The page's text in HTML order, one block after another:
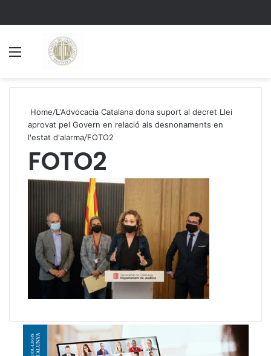
Home/L'Advocacia Catalana dona suport al decret Llei
aprovat pel Govern en relació als desnonaments en
l'estat d'alarma/FOTO2
FOTO2